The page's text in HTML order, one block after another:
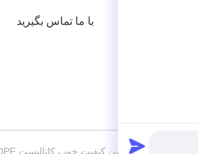
با ما تماس بگیرید
چین کیفیت خوب کاتالیست DPF عرضه کننده. حقوق چاپ 2021-2026 Wuxi Grace Environmental Technology CO,.LTD . تمامی حقوق محفوظ است.